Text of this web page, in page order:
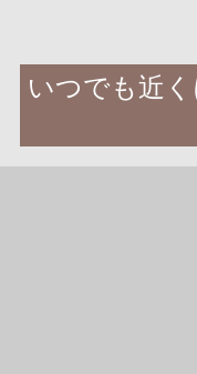
いつでも近